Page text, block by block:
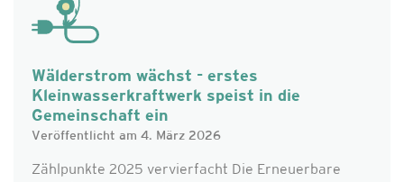
Wälderstrom wächst - erstes
Kleinwasserkraftwerk speist in die
Gemeinschaft ein
Veröffentlicht am 4. März 2026
Zählpunkte 2025 vervierfacht Die Erneuerbare